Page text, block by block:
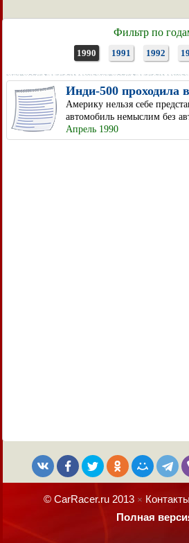
Фильтр по
1990 1991 1992
Инди-500 проходила
Америку нельзя себе
автомобиль немыслим без
Апрель 1990
© CarRacer.ru 2013× Контакты
Полная